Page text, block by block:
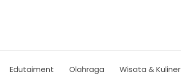
Edutaiment Olahraga Wisata & Kuliner